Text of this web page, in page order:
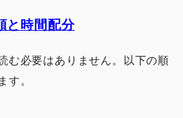
と時間配分
む必要はありません。以下の順
す。